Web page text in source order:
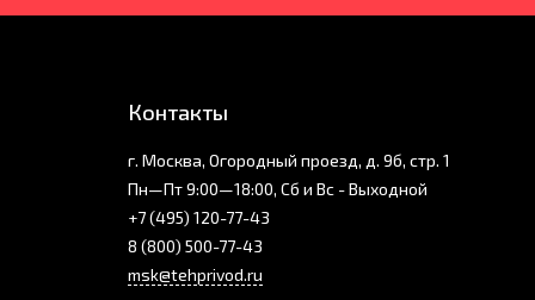
Контакты
г. Москва, Огородный проезд, д. 9б, стр. 1
Пн—Пт 9:00—18:00, Сб и Вс - Выходной
+7 (495) 120-77-43
8 (800) 500-77-43
msk@tehprivod.ru